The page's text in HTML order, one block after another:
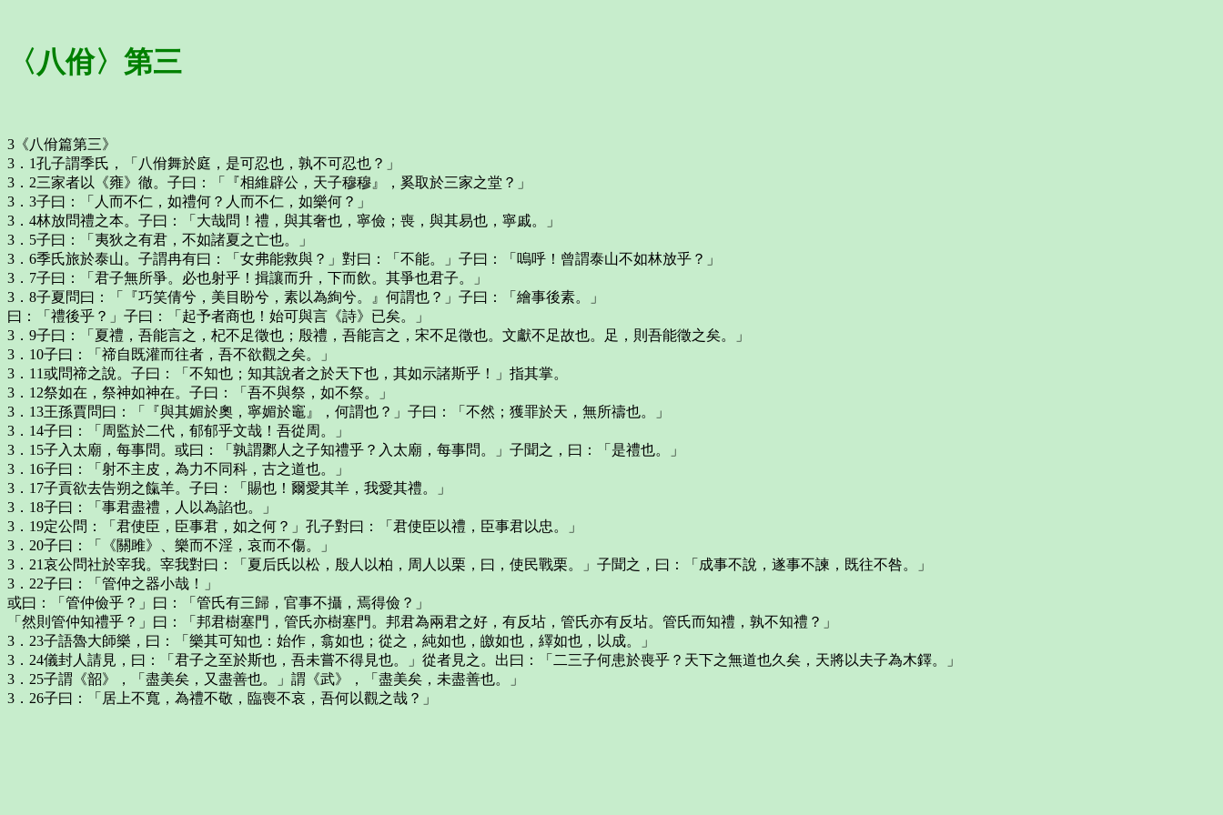
〈八佾〉第三
3《八佾篇第三》
3．1孔子謂季氏，「八佾舞於庭，是可忍也，孰不可忍也？」
3．2三家者以《雍》徹。子曰：「『相維辟公，天子穆穆』，奚取於三家之堂？」
3．3子曰：「人而不仁，如禮何？人而不仁，如樂何？」
3．4林放問禮之本。子曰：「大哉問！禮，與其奢也，寧儉；喪，與其易也，寧戚。」
3．5子曰：「夷狄之有君，不如諸夏之亡也。」
3．6季氏旅於泰山。子謂冉有曰：「女弗能救與？」對曰：「不能。」子曰：「嗚呼！曾謂泰山不如林放乎？」
3．7子曰：「君子無所爭。必也射乎！揖讓而升，下而飲。其爭也君子。」
3．8子夏問曰：「『巧笑倩兮，美目盼兮，素以為絢兮。』何謂也？」子曰：「繪事後素。」
曰：「禮後乎？」子曰：「起予者商也！始可與言《詩》已矣。」
3．9子曰：「夏禮，吾能言之，杞不足徵也；殷禮，吾能言之，宋不足徵也。文獻不足故也。足，則吾能徵之矣。」
3．10子曰：「禘自既灌而往者，吾不欲觀之矣。」
3．11或問禘之說。子曰：「不知也；知其說者之於天下也，其如示諸斯乎！」指其掌。
3．12祭如在，祭神如神在。子曰：「吾不與祭，如不祭。」
3．13王孫賈問曰：「『與其媚於奧，寧媚於竈』，何謂也？」子曰：「不然；獲罪於天，無所禱也。」
3．14子曰：「周監於二代，郁郁乎文哉！吾從周。」
3．15子入太廟，每事問。或曰：「孰謂鄹人之子知禮乎？入太廟，每事問。」子聞之，曰：「是禮也。」
3．16子曰：「射不主皮，為力不同科，古之道也。」
3．17子貢欲去告朔之餼羊。子曰：「賜也！爾愛其羊，我愛其禮。」
3．18子曰：「事君盡禮，人以為諂也。」
3．19定公問：「君使臣，臣事君，如之何？」孔子對曰：「君使臣以禮，臣事君以忠。」
3．20子曰：「《關雎》、樂而不淫，哀而不傷。」
3．21哀公問社於宰我。宰我對曰：「夏后氏以松，殷人以柏，周人以栗，曰，使民戰栗。」子聞之，曰：「成事不說，遂事不諫，既往不咎。」
3．22子曰：「管仲之器小哉！」
或曰：「管仲儉乎？」曰：「管氏有三歸，官事不攝，焉得儉？」
「然則管仲知禮乎？」曰：「邦君樹塞門，管氏亦樹塞門。邦君為兩君之好，有反坫，管氏亦有反坫。管氏而知禮，孰不知禮？」
3．23子語魯大師樂，曰：「樂其可知也：始作，翕如也；從之，純如也，皦如也，繹如也，以成。」
3．24儀封人請見，曰：「君子之至於斯也，吾未嘗不得見也。」從者見之。出曰：「二三子何患於喪乎？天下之無道也久矣，天將以夫子為木鐸。」
3．25子謂《韶》，「盡美矣，又盡善也。」謂《武》，「盡美矣，未盡善也。」
3．26子曰：「居上不寬，為禮不敬，臨喪不哀，吾何以觀之哉？」